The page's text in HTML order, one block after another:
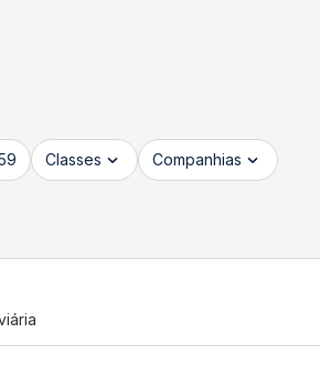
Classes Companhias